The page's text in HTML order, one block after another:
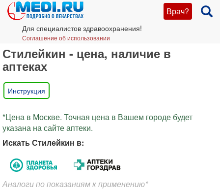
Врач?
Для специалистов здравоохранения!
Соглашение об использовании
Стилейкин - цена, наличие в
аптеках
Инструкция
*Цена в Москве. Точная цена в Вашем городе будет
указана на сайте аптеки.
Искать Стилейкин в:
Аналоги по показаниям к применению*